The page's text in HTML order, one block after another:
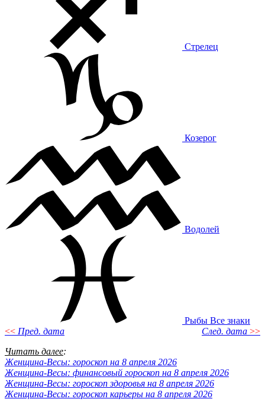
Стрелец
Козерог
Водолей
Рыбы Все знаки
<< Пред. дата След. дата >>
Читать далее:
Женщина-Весы: гороскоп на 8 апреля 2026
Женщина-Весы: финансовый гороскоп на 8 апреля 2026
Женщина-Весы: гороскоп здоровья на 8 апреля 2026
Женщина-Весы: гороскоп карьеры на 8 апреля 2026